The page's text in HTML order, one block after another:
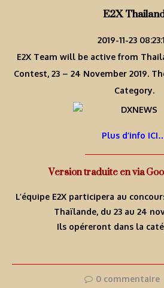
E2X
2019-11-23
E2X Team will be active from
Contest, 23 – 24 November 2019.
Category.
Plus d’info
Version traduite en via
L’équipe E2X participera au
Thaïlande, du 23 au 24
Ils opéreront dans la
0 commentaire